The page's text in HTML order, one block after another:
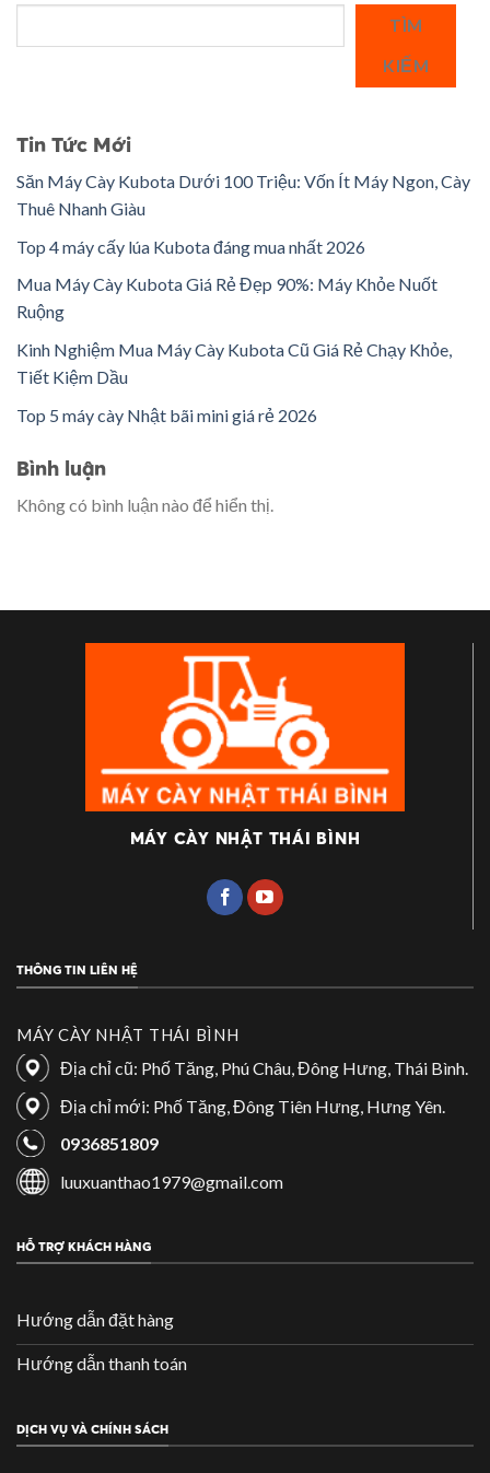
TÌM
KIẾM
Tin Tức Mới
Săn Máy Cày Kubota Dưới 100 Triệu: Vốn Ít Máy Ngon, Cày
Thuê Nhanh Giàu
Top 4 máy cấy lúa Kubota đáng mua nhất 2026
Mua Máy Cày Kubota Giá Rẻ Đẹp 90%: Máy Khỏe Nuốt
Ruộng
Kinh Nghiệm Mua Máy Cày Kubota Cũ Giá Rẻ Chạy Khỏe,
Tiết Kiệm Dầu
Top 5 máy cày Nhật bãi mini giá rẻ 2026
Bình luận
Không có bình luận nào để hiển thị.
MÁY CÀY NHẬT THÁI BÌNH
THÔNG TIN LIÊN HỆ
MÁY CÀY NHẬT THÁI BÌNH
Địa chỉ cũ: Phố Tăng, Phú Châu, Đông Hưng, Thái Bình.
Địa chỉ mới: Phố Tăng, Đông Tiên Hưng, Hưng Yên.
0936851809
luuxuanthao1979@gmail.com
HỖ TRỢ KHÁCH HÀNG
Hướng dẫn đặt hàng
Hướng dẫn thanh toán
DỊCH VỤ VÀ CHÍNH SÁCH